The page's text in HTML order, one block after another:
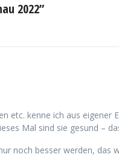
2022”
etc. kenne ich aus eigener
Mal sind sie gesund –
noch besser werden, das